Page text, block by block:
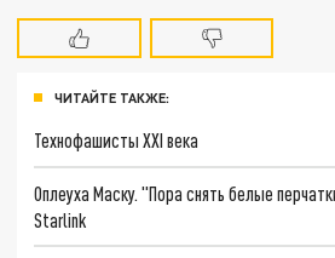
ЧИТАЙТЕ ТАКЖЕ:
Технофашисты XXI века
Оплеуха Маску. "Пора снять белые
Starlink